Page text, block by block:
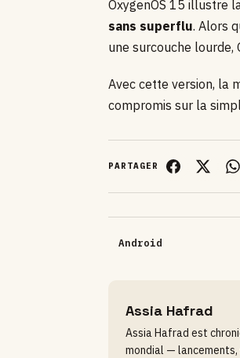
OxygenOS 15 illustre
sans superflu. Alors
une surcouche
Avec cette version, la
compromis sur la
PARTAGER
Android
Assia Hafrad
Assia Hafrad est
mondial —